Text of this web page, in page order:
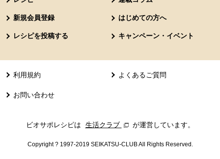
新規会員登録 はじめての方へ
レシピを投稿する キャンペーン・イベント
利用規約 よくあるご質問
お問い合わせ
ビオサポレシピは 生活クラブ 別のウィンドウで開きます。
が運営しています。
Copyright ? 1997-2019 SEIKATSU-CLUB All Rights Reserved.